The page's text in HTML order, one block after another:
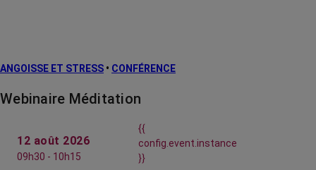
ANGOISSE ET STRESS • CONFÉRENCE
Webinaire Méditation
12 août 2026
09h30 - 10h15
{{
config.event.instance
}}